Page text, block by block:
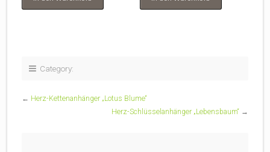
Category:
← Herz-Kettenanhänger „Lotus Blume“
Herz-Schlüsselanhänger „Lebensbaum“ →